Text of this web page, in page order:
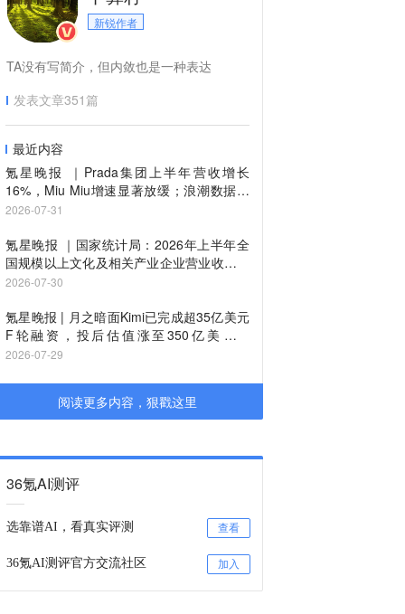
新锐作者
TA没有写简介，但内敛也是一种表达
发表文章351篇
最近内容
氪星晚报 ｜Prada集团上半年营收增长
16%，Miu Miu增速显著放缓；浪潮数据发
布自研AI数据操作系统
2026-07-31
氪星晚报 ｜国家统计局：2026年上半年全
国规模以上文化及相关产业企业营业收入增
长4.6%；OpenAI承认AI模型失控入侵事件
2026-07-30
氪星晚报 | 月之暗面Kimi已完成超35亿美元
F轮融资，投后估值涨至350亿美元；
SpaceX空头持仓超260亿美元，账面获利超
2026-07-29
阅读更多内容，狠戳这里
36氪AI测评
选靠谱AI，看真实评测 查看
36氪AI测评官方交流社区 加入